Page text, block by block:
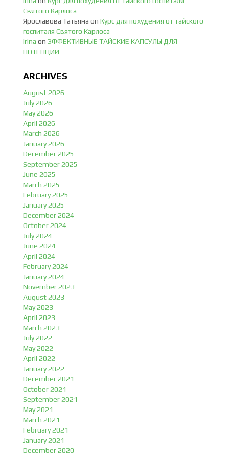
Святого Карлоса
Ярославова Татьяна on Курс для похудения от тайского
госпиталя Святого Карлоса
Irina on ЭФФЕКТИВНЫЕ ТАЙСКИЕ КАПСУЛЫ ДЛЯ
ПОТЕНЦИИ
ARCHIVES
August 2026
July 2026
May 2026
April 2026
March 2026
January 2026
December 2025
September 2025
June 2025
March 2025
February 2025
January 2025
December 2024
October 2024
July 2024
June 2024
April 2024
February 2024
January 2024
November 2023
August 2023
May 2023
April 2023
March 2023
July 2022
May 2022
April 2022
January 2022
December 2021
October 2021
September 2021
May 2021
March 2021
February 2021
January 2021
December 2020